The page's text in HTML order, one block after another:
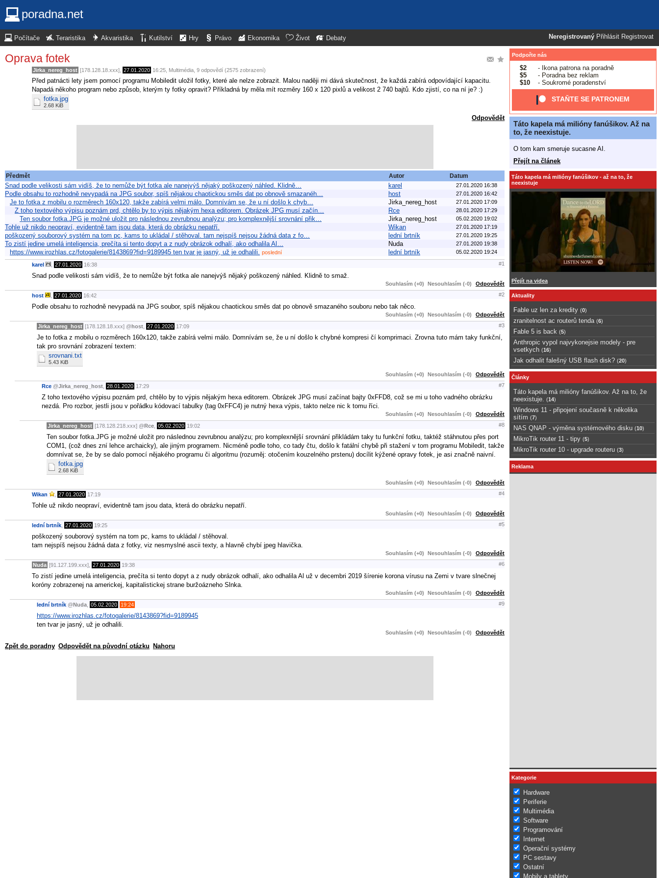
poradna.net
Neregistrovaný Přihlásit Registrovat
Počítače Teraristika Akvaristika Kutilství Hry Právo Ekonomika Život Debaty
Oprava fotek
Jirka_nereg_host [178.128.18.xxx], 27.01.2020 16:25 Multimédia , 9 odpovědí (2575 zobrazení)
Před patnácti lety jsem pomocí programu Mobiledit uložil fotky, které ale nelze zobrazit. Malou naději mi dává skutečnost, že každá zabírá odpovídající kapacitu.
Napadá někoho program nebo způsob, kterým ty fotky opravit? Příkladná by měla mít rozměry 160 x 120 pixlů a velikost 2 740 bajtů. Kdo zjistí, co na ní je? :)
fotka.jpg
2.68 KiB
Odpovědět
Předmět Autor Datum
Snad podle velikosti sám vidíš, že to nemůže být fotka ale nanejvýš nějaký poškozený náhled. Klidně… karel 27.01.2020 16:38
Podle obsahu to rozhodně nevypadá na JPG soubor, spíš nějakou chaotickou směs dat po obnově smazanéh… host 27.01.2020 16:42
Je to fotka z mobilu o rozměrech 160x120, takže zabírá velmi málo. Domnívám se, že u ní došlo k chyb… Jirka_nereg_host 27.01.2020 17:09
Z toho textového výpisu poznám prd, chtělo by to výpis nějakým hexa editorem. Obrázek JPG musí začín… Rce 28.01.2020 17:29
Ten soubor fotka.JPG je možné uložit pro následnou zevrubnou analýzu; pro komplexnější srovnání přik… Jirka_nereg_host 05.02.2020 19:02
Tohle už nikdo neopraví, evidentně tam jsou data, která do obrázku nepatří. Wikan 27.01.2020 17:19
poškozený souborový systém na tom pc, kams to ukládal / stěhoval. tam nejspíš nejsou žádná data z fo… lední brtník 27.01.2020 19:25
To zistí jedine umelá inteligencia, prečíta si tento dopyt a z nudy obrázok odhalí, ako odhalila Al… Nuda 27.01.2020 19:38
https://www.irozhlas.cz/fotogalerie/8143869?fid=9189945 ten tvar je jasný, už je odhalili. poslední lední brtník 05.02.2020 19:24
karel 27.01.2020 16:38 #1
Snad podle velikosti sám vidíš, že to nemůže být fotka ale nanejvýš nějaký poškozený náhled. Klidně to smaž.
Souhlasím (+0) Nesouhlasím (-0) Odpovědět
host 27.01.2020 16:42 #2
Podle obsahu to rozhodně nevypadá na JPG soubor, spíš nějakou chaotickou směs dat po obnově smazaného souboru nebo tak něco.
Souhlasím (+0) Nesouhlasím (-0) Odpovědět
Jirka_nereg_host [178.128.18.xxx] @ host 27.01.2020 17:09 #3
Je to fotka z mobilu o rozměrech 160x120, takže zabírá velmi málo. Domnívám se, že u ní došlo k chybné kompresi čí komprimaci. Zrovna tuto mám taky funkční,
tak pro srovnání zobrazení textem:
srovnani.txt
5.43 KiB
Souhlasím (+0) Nesouhlasím (-0) Odpovědět
Rce @Jirka_nereg_host 28.01.2020 17:29 #7
Z toho textového výpisu poznám prd, chtělo by to výpis nějakým hexa editorem. Obrázek JPG musí začínat bajty 0xFFD8, což se mi u toho vadného obrázku
nezdá. Pro rozbor, jestli jsou v pořádku kódovací tabulky (tag 0xFFC4) je nutný hexa výpis, takto nelze nic k tomu říci.
Souhlasím (+0) Nesouhlasím (-0) Odpovědět
Jirka_nereg_host [178.128.218.xxx] @ Rce 05.02.2020 19:02 #8
Ten soubor fotka.JPG je možné uložit pro následnou zevrubnou analýzu; pro komplexnější srovnání přikládám taky tu funkční fotku, taktéž stáhnutou přes port
COM1, (což dnes zní lehce archaicky), ale jiným programem. Nicméně podle toho, co tady čtu, došlo k fatální chybě při stažení v tom programu Mobiledit, takže
domnívat se, že by se dalo pomocí nějakého programu či algoritmu (rozuměj: otočením kouzelného prstenu) docílit kýžené opravy fotek, je asi značně naivní.
fotka.jpg
2.68 KiB
Souhlasím (+0) Nesouhlasím (-0) Odpovědět
Wikan , 27.01.2020 17:19 #4
Tohle už nikdo neopraví, evidentně tam jsou data, která do obrázku nepatří.
Souhlasím (+0) Nesouhlasím (-0) Odpovědět
lední brtník, 27.01.2020 19:25 #5
poškozený souborový systém na tom pc, kams to ukládal / stěhoval.
tam nejspíš nejsou žádná data z fotky, viz nesmyslné ascii texty, a hlavně chybí jpeg hlavička.
Souhlasím (+0) Nesouhlasím (-0) Odpovědět
Nuda [91.127.199.xxx], 27.01.2020 19:38 #6
To zistí jedine umelá inteligencia, prečíta si tento dopyt a z nudy obrázok odhalí, ako odhalila Al už v decembri 2019 šírenie korona vírusu na Zemi v tvare slnečnej
koróny zobrazenej na americkej, kapitalistickej strane buržoázneho Slnka.
Souhlasím (+0) Nesouhlasím (-0) Odpovědět
lední brtník @ Nuda, 05.02.2020 19:24 #9
https://www.irozhlas.cz/fotogalerie/8143869?fid=9189945
ten tvar je jasný, už je odhalili.
Souhlasím (+0) Nesouhlasím (-0) Odpovědět
Zpět do poradny Odpovědět na původní otázku Nahoru
Podpořte nás
$2
- Ikona patrona na poradně
$5
- Poradna bez reklam
$10
- Soukromé poradenství
STAŇTE SE PATRONEM
Táto kapela má milióny fanúšikov. Až na
to, že neexistuje.
O tom kam smeruje sucasne AI.
Přejít na článek
Táto kapela má milióny fanúšikov - až na to, že
neexistuje
Přejít na videa
Aktuality
Fable uz len za kredity (0)
zranitelnost ac routerů tenda (6)
Fable 5 is back (5)
Anthropic vypol najvykonejsie modely - pre
vsetkych (16)
Jak odhalit falešný USB flash disk? (20)
Články
Táto kapela má milióny fanúšikov. Až na to, že
neexistuje.
(14)
Windows 11 - připojení současně k několika
sítím (7)
NAS QNAP - výměna systémového disku (10)
MikroTik router 11 - tipy (5)
MikroTik router 10 - upgrade routeru (3)
Reklama
Kategorie
Hardware
Periferie
Multimédia
Software
Programování
Internet
Operační systémy
PC sestavy
Ostatní
Mobily a tablety